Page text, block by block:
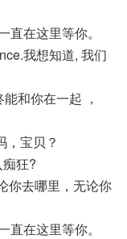
在这里等你。
我想知道, 我们
和你在一起 ，
，宝贝？
狂?
你去哪里，无论你
在这里等你。